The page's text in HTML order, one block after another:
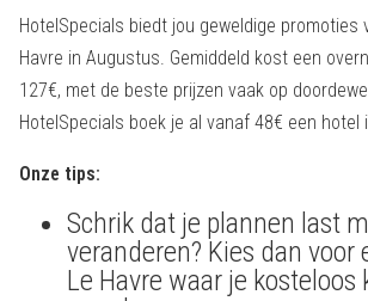
HotelSpecials biedt jou geweldige promoties
Havre in Augustus. Gemiddeld kost een
127€, met de beste prijzen vaak op
HotelSpecials boek je al vanaf 48€ een hotel
Onze tips:
Schrik dat je plannen last
veranderen? Kies dan voor
Le Havre waar je kosteloos